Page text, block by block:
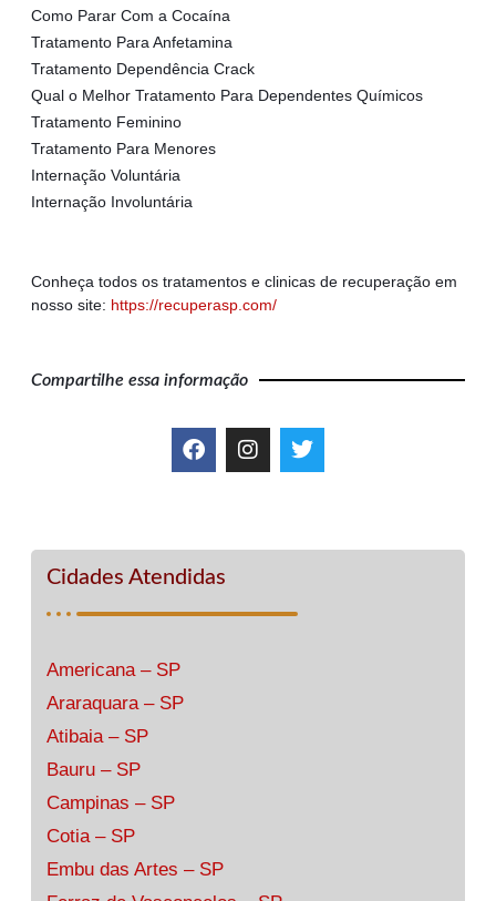
Como Parar Com a Cocaína
Tratamento Para Anfetamina
Tratamento Dependência Crack
Qual o Melhor Tratamento Para Dependentes Químicos
Tratamento Feminino
Tratamento Para Menores
Internação Voluntária
Internação Involuntária
Conheça todos os tratamentos e clinicas de recuperação em
nosso site: https://recuperasp.com/
Compartilhe essa informação
Cidades Atendidas
Americana – SP
Araraquara – SP
Atibaia – SP
Bauru – SP
Campinas – SP
Cotia – SP
Embu das Artes – SP